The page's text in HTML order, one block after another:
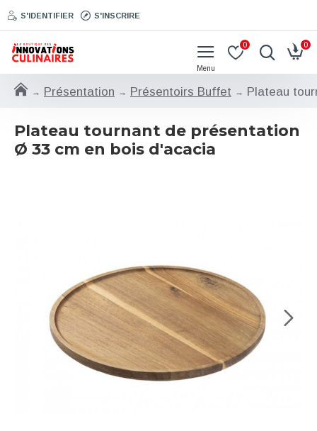
S'IDENTIFIER S'INSCRIRE
0 0
Présentation Présentoirs Buffet Plateau
Plateau tournant de présentation
Ø 33 cm en bois d'acacia